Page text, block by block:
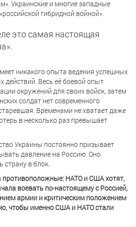
Украинские и многие западные
гибридной войной».
это самая настоящая
никакого опыта ведения успешных
действий. Весь её боевой опыт
окружений для своих войск, затем
солдат нет современного
Временами не хватает даже
в несколько раз превышает
Украины постоянно призывает
давление на Россию. Оно
в блок.
противоположные: НАТО и США хотят,
воевать по-настоящему с Россией,
армии и критическим положением
чтобы именно США и НАТО стали